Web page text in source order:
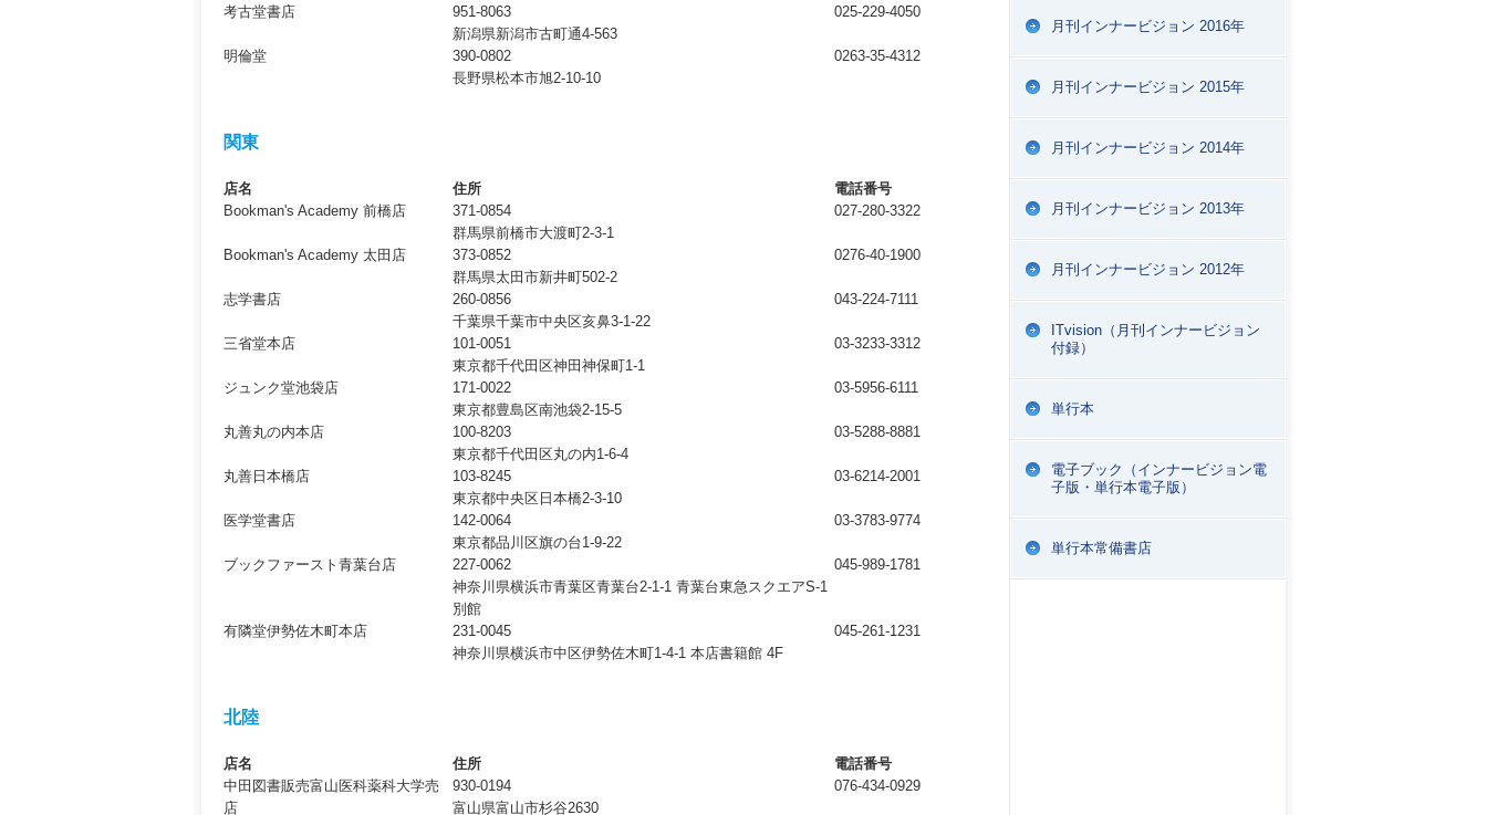
考古堂書店
951-8063
新潟県新潟市古町通4-563
025-229-4050
明倫堂
390-0802
長野県松本市旭2-10-10
0263-35-4312
関東
店名 住所
電話番号
Bookman's Academy 前橋店
371-0854
群馬県前橋市大渡町2-3-1
027-280-3322
Bookman's Academy 太田店
373-0852
群馬県太田市新井町502-2
0276-40-1900
志学書店
260-0856
千葉県千葉市中央区亥鼻3-1-22
043-224-7111
三省堂本店
101-0051
東京都千代田区神田神保町1-1
03-3233-3312
ジュンク堂池袋店
171-0022
東京都豊島区南池袋2-15-5
03-5956-6111
丸善丸の内本店
100-8203
東京都千代田区丸の内1-6-4
03-5288-8881
丸善日本橋店
103-8245
東京都中央区日本橋2-3-10
03-6214-2001
医学堂書店
142-0064
東京都品川区旗の台1-9-22
03-3783-9774
ブックファースト青葉台店
227-0062
神奈川県横浜市青葉区青葉台2-1-1 青葉台東急スクエアS-1
別館
045-989-1781
有隣堂伊勢佐木町本店
231-0045
神奈川県横浜市中区伊勢佐木町1-4-1 本店書籍館 4F
045-261-1231
北陸
店名 住所
電話番号
中田図書販売富山医科薬科大学売
店
930-0194
富山県富山市杉谷2630
076-434-0929
月刊インナービジョン 2016年
月刊インナービジョン 2015年
月刊インナービジョン 2014年
月刊インナービジョン 2013年
月刊インナービジョン 2012年
ITvision（月刊インナービジョン
付録）
単行本
電子ブック（インナービジョン電
子版・単行本電子版）
単行本常備書店